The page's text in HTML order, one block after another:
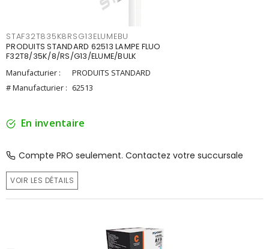
STAF32T835K8RSG13ELUMEBU
PRODUITS STANDARD 62513 LAMPE FLUO
F32T8/35K/8/RS/G13/ELUME/BULK
Manufacturier :
PRODUITS STANDARD
# Manufacturier : 62513
En inventaire
Compte PRO seulement. Contactez votre succursale
VOIR LES DÉTAILS